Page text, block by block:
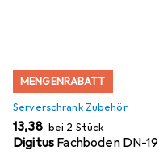
MENGENRABATT
Serverschrank Zubehör
EUR
13,38 bei 2 Stück
Digitus Fachboden DN-